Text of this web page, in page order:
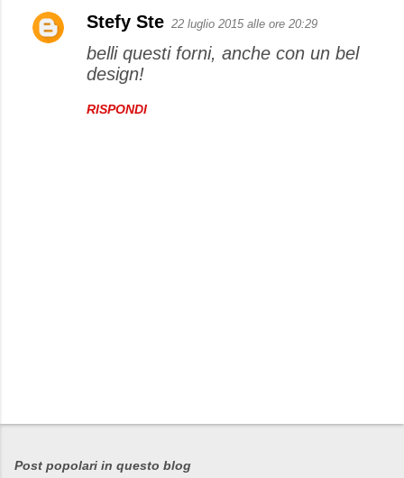
Stefy Ste 22 luglio 2015 alle ore 20:29
belli questi forni, anche con un bel
design!
RISPONDI
P
s
Post popolari in questo blog